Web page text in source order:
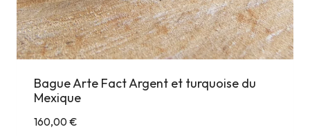
Bague Arte Fact Argent et turquoise du
Mexique
160,00€